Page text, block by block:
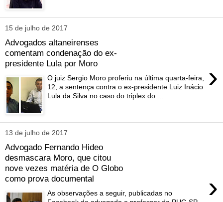
15 de julho de 2017
Advogados altaneirenses
comentam condenação do ex-
presidente Lula por Moro
›
O juiz Sergio Moro proferiu na última quarta-feira,
12, a sentença contra o ex-presidente Luiz Inácio
Lula da Silva no caso do triplex do ...
13 de julho de 2017
Advogado Fernando Hideo
desmascara Moro, que citou
nove vezes matéria de O Globo
como prova documental
›
As observações a seguir, publicadas no